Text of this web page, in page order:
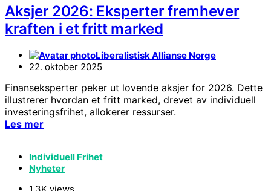
Aksjer 2026: Eksperter fremhever
kraften i et fritt marked
Liberalistisk Allianse Norge
22. oktober 2025
Finanseksperter peker ut lovende aksjer for 2026. Dette
illustrerer hvordan et fritt marked, drevet av individuell
investeringsfrihet, allokerer ressurser.
Les mer
Individuell Frihet
Nyheter